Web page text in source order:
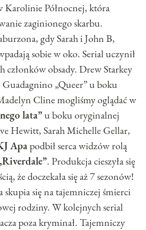
Karolinie Północnej, która
zaginionego skarbu.
gdy Sarah i John B,
sobie w oko. Serial uczynił
członków obsady. Drew Starkey
„Queer” u boku
Cline mogliśmy oglądać w
lata”u boku oryginalnej
Hewitt, Sarah Michelle Gellar,
Apapodbił serca widzów rolą
. Produkcja cieszyła się
że doczekała się aż 7 sezonów!
skupia się na tajemniczej śmierci
rodziny. W kolejnych serial
poza kryminał. Tajemniczy